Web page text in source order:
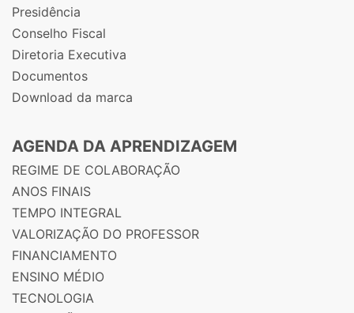
Presidência
Conselho Fiscal
Diretoria Executiva
Documentos
Download da marca
AGENDA DA APRENDIZAGEM
REGIME DE COLABORAÇÃO
ANOS FINAIS
TEMPO INTEGRAL
VALORIZAÇÃO DO PROFESSOR
FINANCIAMENTO
ENSINO MÉDIO
TECNOLOGIA